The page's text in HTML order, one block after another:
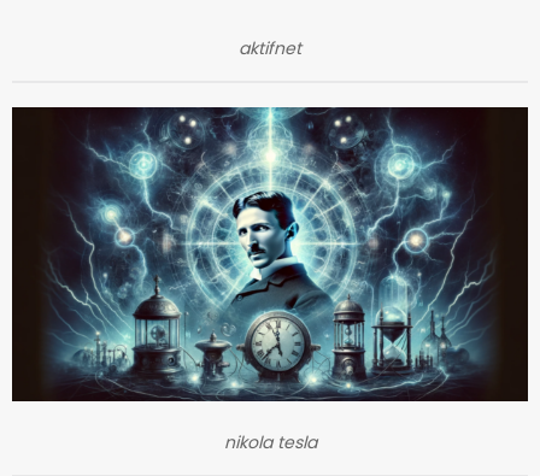
aktifnet
nikola tesla